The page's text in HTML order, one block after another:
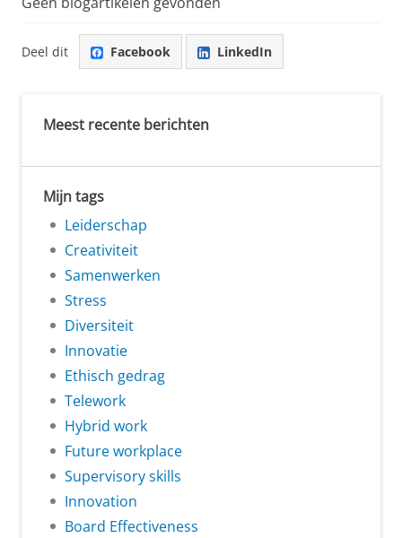
Deel dit Facebook LinkedIn
Meest recente berichten
Mijn tags
Leiderschap
Creativiteit
Samenwerken
Stress
Diversiteit
Innovatie
Ethisch gedrag
Telework
Hybrid work
Future workplace
Supervisory skills
Innovation
Board Effectiveness